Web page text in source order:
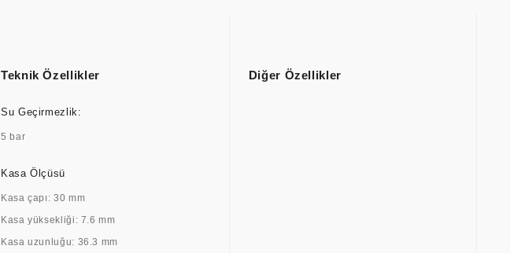
Teknik Özellikler
Su Geçirmezlik:
5 bar
Kasa Ölçüsü
Kasa çapı: 30 mm
Kasa yüksekliği: 7.6 mm
Kasa uzunluğu: 36.3 mm
Diğer Özellikler